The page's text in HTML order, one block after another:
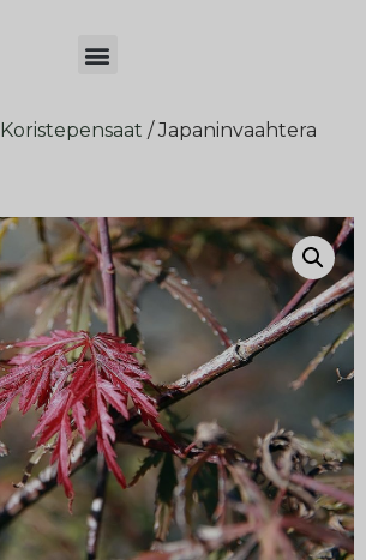
Koristepensaat / Japaninvaahtera